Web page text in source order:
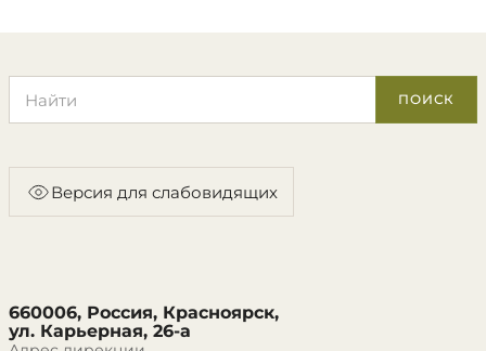
ПОИСК
Версия для слабовидящих
660006, Россия, Красноярск,
ул. Карьерная, 26-а